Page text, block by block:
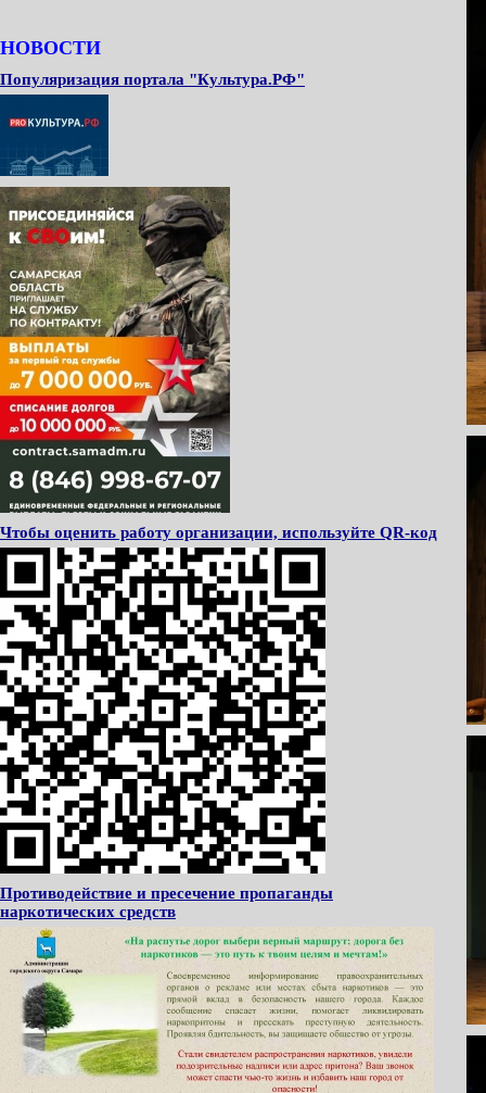
НОВОСТИ
Популяризация портала "Культура.РФ"
Чтобы оценить работу организации, используйте QR-код
Противодействие и пресечение пропаганды
наркотических средств